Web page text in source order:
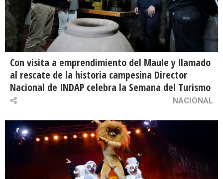
Con visita a emprendimiento del Maule y llamado
al rescate de la historia campesina Director
Nacional de INDAP celebra la Semana del Turismo
NACIONAL